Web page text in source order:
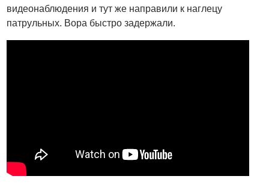
видеонаблюдения и тут же направили к наглецу
патрульных. Вора быстро задержали.